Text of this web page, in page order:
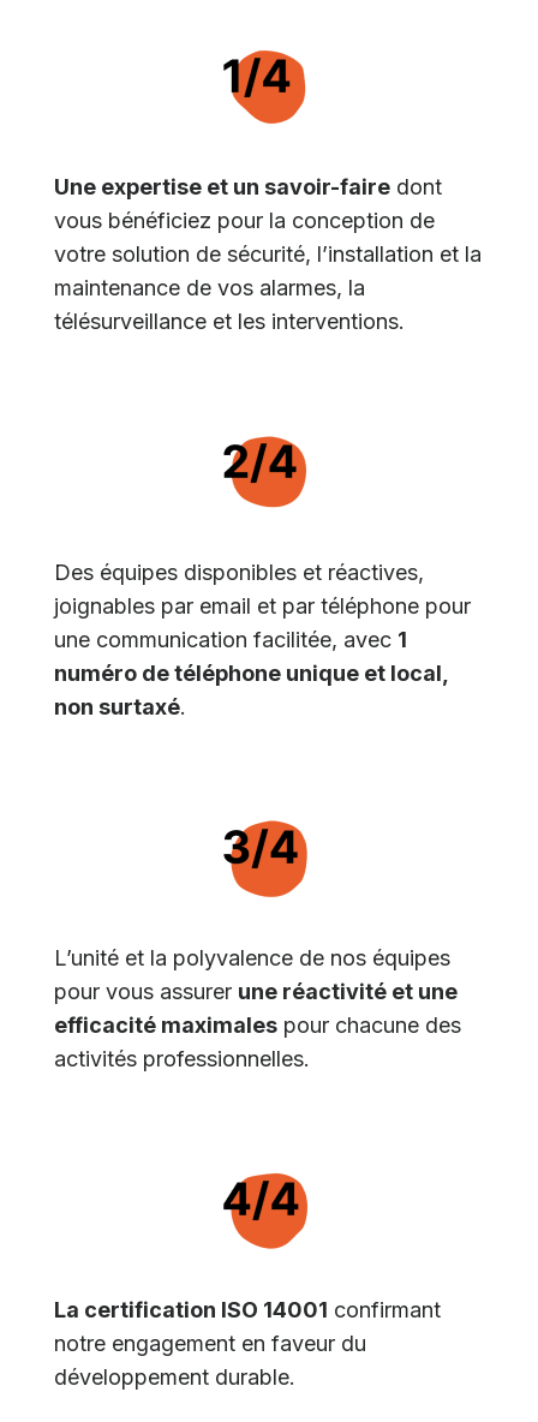
Une expertise et un savoir-fairedont
vous bénéficiez pour la conception de
votre solution de sécurité, l’installation et la
maintenance de vos alarmes, la
télésurveillance et les interventions.
Des équipes disponibles et réactives,
joignables par email et par téléphone pour
une communication facilitée, avec 1
numéro de téléphone unique et local,
non surtaxé.
L’unité et la polyvalence de nos équipes
pour vous assurer une réactivité et une
efficacité maximalespour chacune des
activités professionnelles.
La certification ISO 14001 confirmant
notre engagement en faveur du
développement durable.